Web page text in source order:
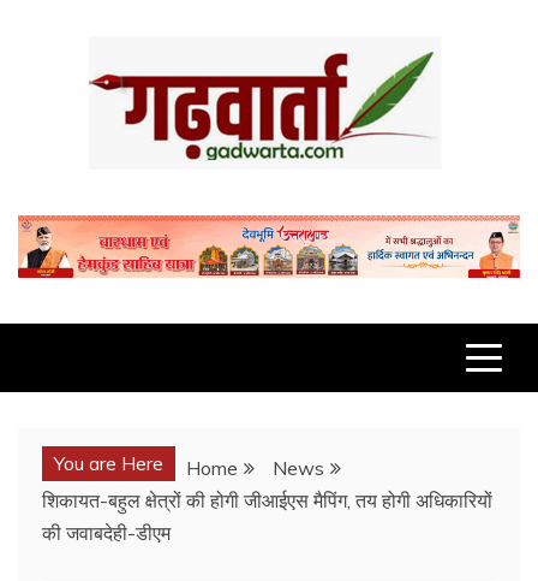
You are Here Home
News
शिकायत-बहुल क्षेत्रों की होगी जीआईएस मैपिंग, तय होगी अधिकारियों
की जवाबदेही-डीएम